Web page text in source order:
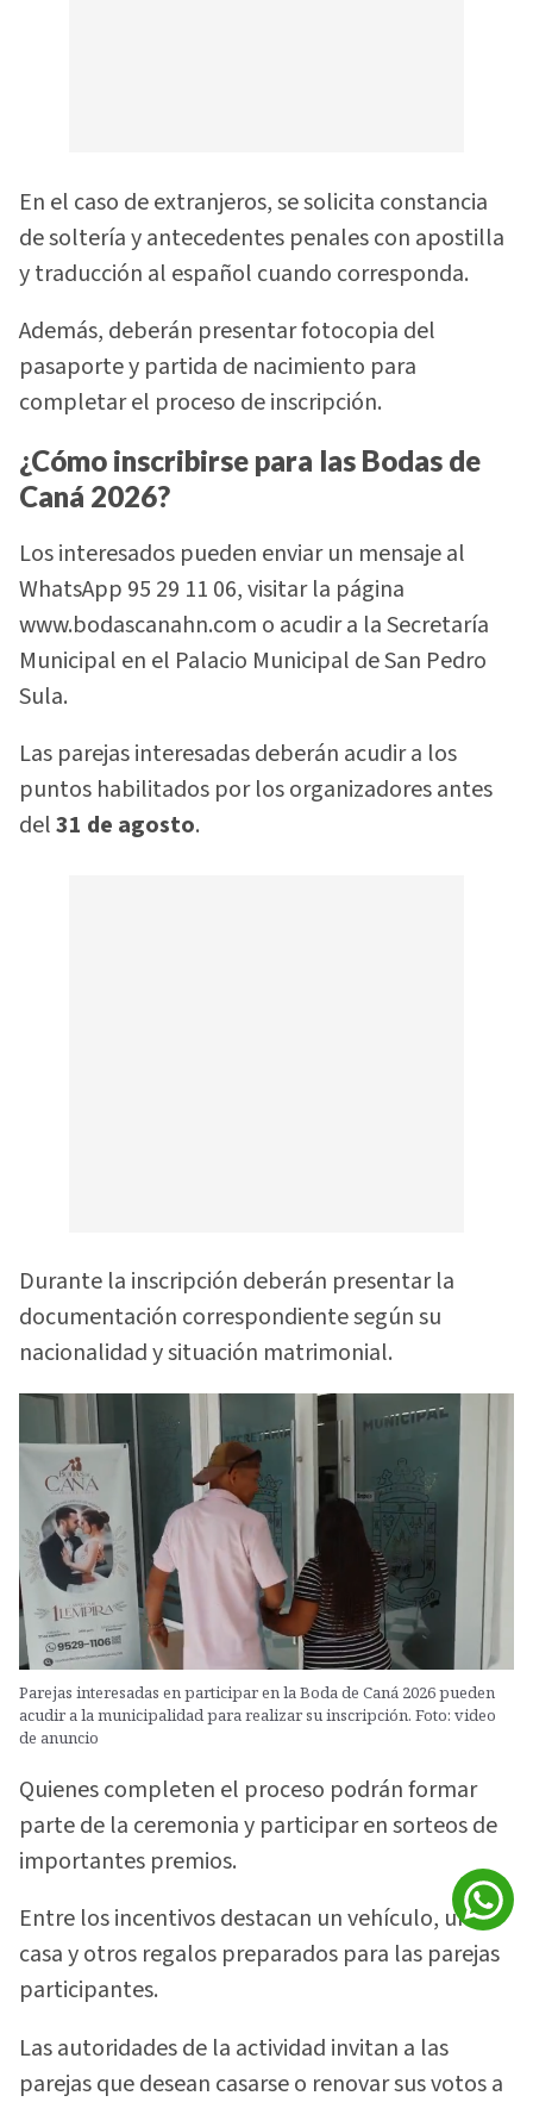
En el caso de extranjeros, se solicita constancia
de soltería y antecedentes penales con apostilla
y traducción al español cuando corresponda.
Además, deberán presentar fotocopia del
pasaporte y partida de nacimiento para
completar el proceso de inscripción.
¿Cómo inscribirse para las Bodas de
Caná 2026?
Los interesados pueden enviar un mensaje al
WhatsApp 95 29 11 06, visitar la página
www.bodascanahn.com o acudir a la Secretaría
Municipal en el Palacio Municipal de San Pedro
Sula.
Las parejas interesadas deberán acudir a los
puntos habilitados por los organizadores antes
del31 de agosto.
Durante la inscripción deberán presentar la
documentación correspondiente según su
nacionalidad y situación matrimonial.
Parejas interesadas en participar en la Boda de Caná 2026 pueden
acudir a la municipalidad para realizar su inscripción. Foto: video
de anuncio
Quienes completen el proceso podrán formar
parte de la ceremonia y participar en sorteos de
importantes premios.
Entre los incentivos destacan un vehículo, una
casa y otros regalos preparados para las parejas
participantes.
Las autoridades de la actividad invitan a las
parejas que desean casarse o renovar sus votos a